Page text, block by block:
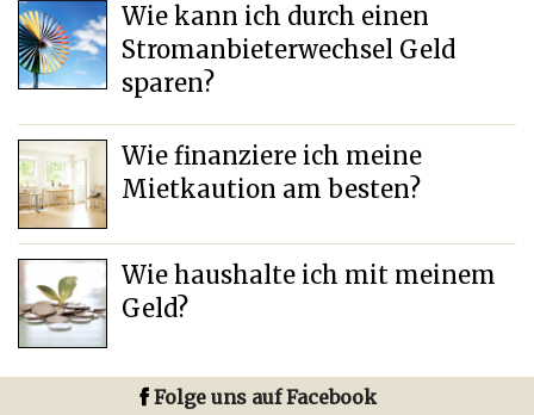
Wie kann ich durch einen
Stromanbieterwechsel Geld
sparen?
Wie finanziere ich meine
Mietkaution am besten?
Wie haushalte ich mit meinem
Geld?
Folge uns auf Facebook